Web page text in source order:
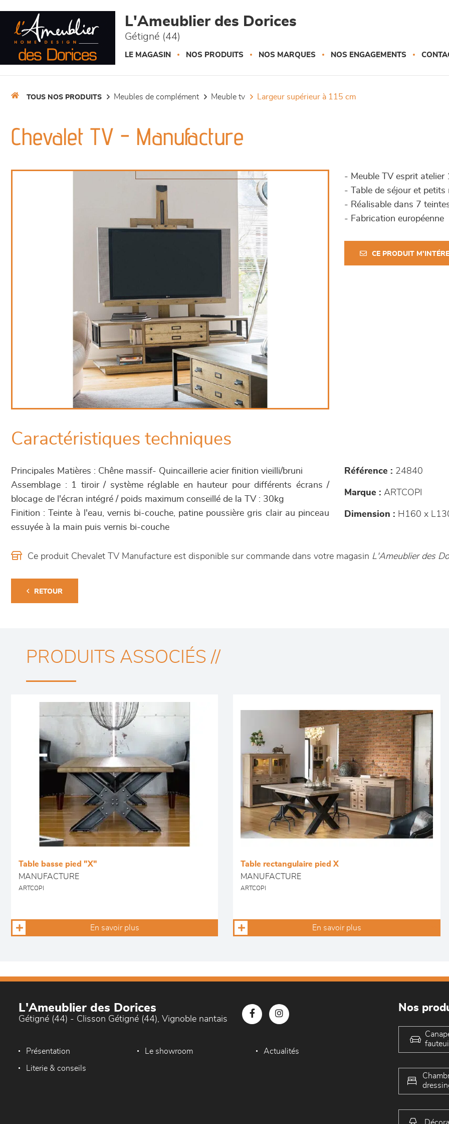
L'Ameublier des Dorices
Gétigné (44)
LE MAGASIN NOS PRODUITS NOS MARQUES NOS ENGAGEMENTS
TOUS NOS PRODUITS meubles de complément meuble tv largeur supérieur à 115 cm
Chevalet TV - Manufacture
- Meuble TV esprit atelier
- Table de séjour et petits
- Réalisable dans 7
- Fabrication européenne
CE PRODUIT
Caractéristiques techniques
Principales Matières : Chêne massif- Quincaillerie acier finition vieilli/bruni
Assemblage : 1 tiroir / système réglable en hauteur pour différents écrans /
blocage de l'écran intégré / poids maximum conseillé de la TV : 30kg
Finition : Teinte à l'eau, vernis bi-couche, patine poussière gris clair au pinceau
essuyée à la main puis vernis bi-couche
Référence : 24840
Marque : ARTCOPI
Dimension : H160 x
Ce produit Chevalet TV Manufacture est disponible sur commande dans votre magasin L'Ameublier des
RETOUR
PRODUITS ASSOCIÉS //
Table basse pied "X"
MANUFACTURE
ARTCOPI
En savoir plus
Table rectangulaire pied X
MANUFACTURE
ARTCOPI
En savoir plus
L'Ameublier des Dorices
Gétigné (44) - Clisson Gétigné (44), Vignoble nantais
Présentation Le showroom Actualités
Literie & conseils
Nos